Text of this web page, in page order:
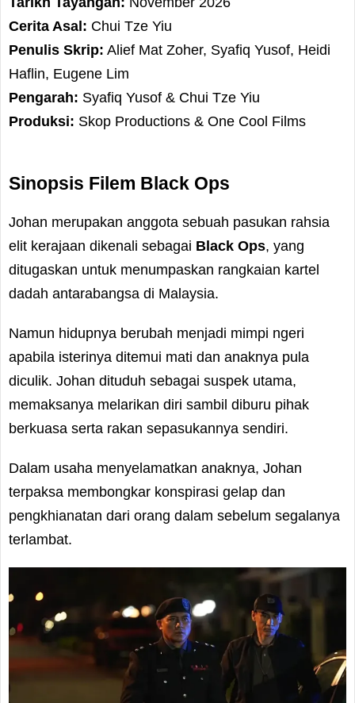
Cerita Asal: Chui Tze Yiu
Penulis Skrip: Alief Mat Zoher, Syafiq Yusof, Heidi
Haflin, Eugene Lim
Pengarah: Syafiq Yusof & Chui Tze Yiu
Produksi: Skop Productions & One Cool Films
Sinopsis Filem Black Ops
Johan merupakan anggota sebuah pasukan rahsia
elit kerajaan dikenali sebagai Black Ops, yang
ditugaskan untuk menumpaskan rangkaian kartel
dadah antarabangsa di Malaysia.
Namun hidupnya berubah menjadi mimpi ngeri
apabila isterinya ditemui mati dan anaknya pula
diculik. Johan dituduh sebagai suspek utama,
memaksanya melarikan diri sambil diburu pihak
berkuasa serta rakan sepasukannya sendiri.
Dalam usaha menyelamatkan anaknya, Johan
terpaksa membongkar konspirasi gelap dan
pengkhianatan dari orang dalam sebelum segalanya
terlambat.